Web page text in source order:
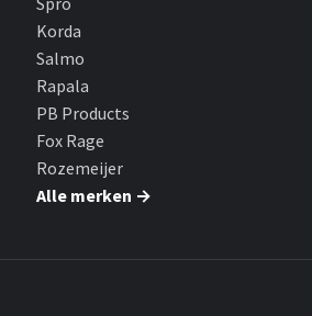
Korda
Salmo
Rapala
PB Products
Fox Rage
Rozemeijer
Alle merken →